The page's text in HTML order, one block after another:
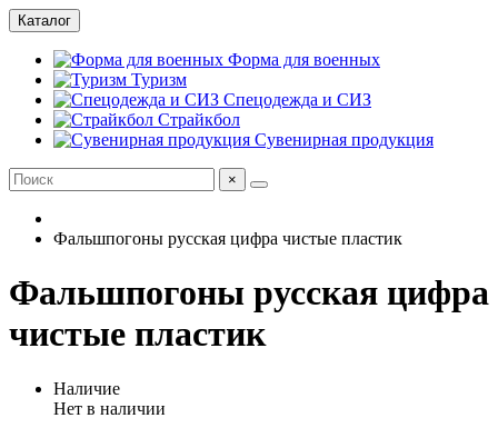
Каталог
Форма для военных
Туризм
Спецодежда и СИЗ
Страйкбол
Сувенирная продукция
×
Фальшпогоны русская цифра чистые пластик
Фальшпогоны русская цифра
чистые пластик
Наличие
Нет в наличии